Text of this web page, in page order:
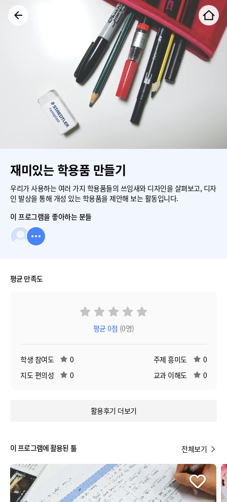
재미있는 학용품 만들기
우리가 사용하는 여러 가지 학용품들의 쓰임새와 디자인을 살펴보고, 디자
인 발상을 통해 개성 있는 학용품을 제안해 보는 활동입니다.
이 프로그램을 좋아하는 분들
평균 만족도
평균0점 (0명)
학생 참여도 0 주제 흥미도
0
지도 편의성
0 교과 이해도 0
활용후기 더보기
이 프로그램에 활용된 툴 전체보기